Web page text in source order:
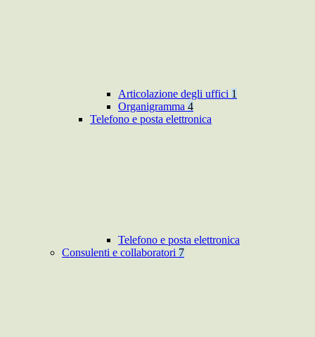
Articolazione degli uffici 1
Organigramma 4
Telefono e posta elettronica
Telefono e posta elettronica
Consulenti e collaboratori 7